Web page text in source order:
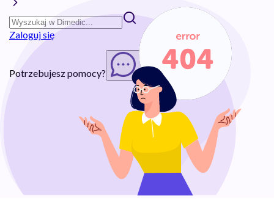
Zaloguj się
Potrzebujesz pomocy? Rozpocznij chat